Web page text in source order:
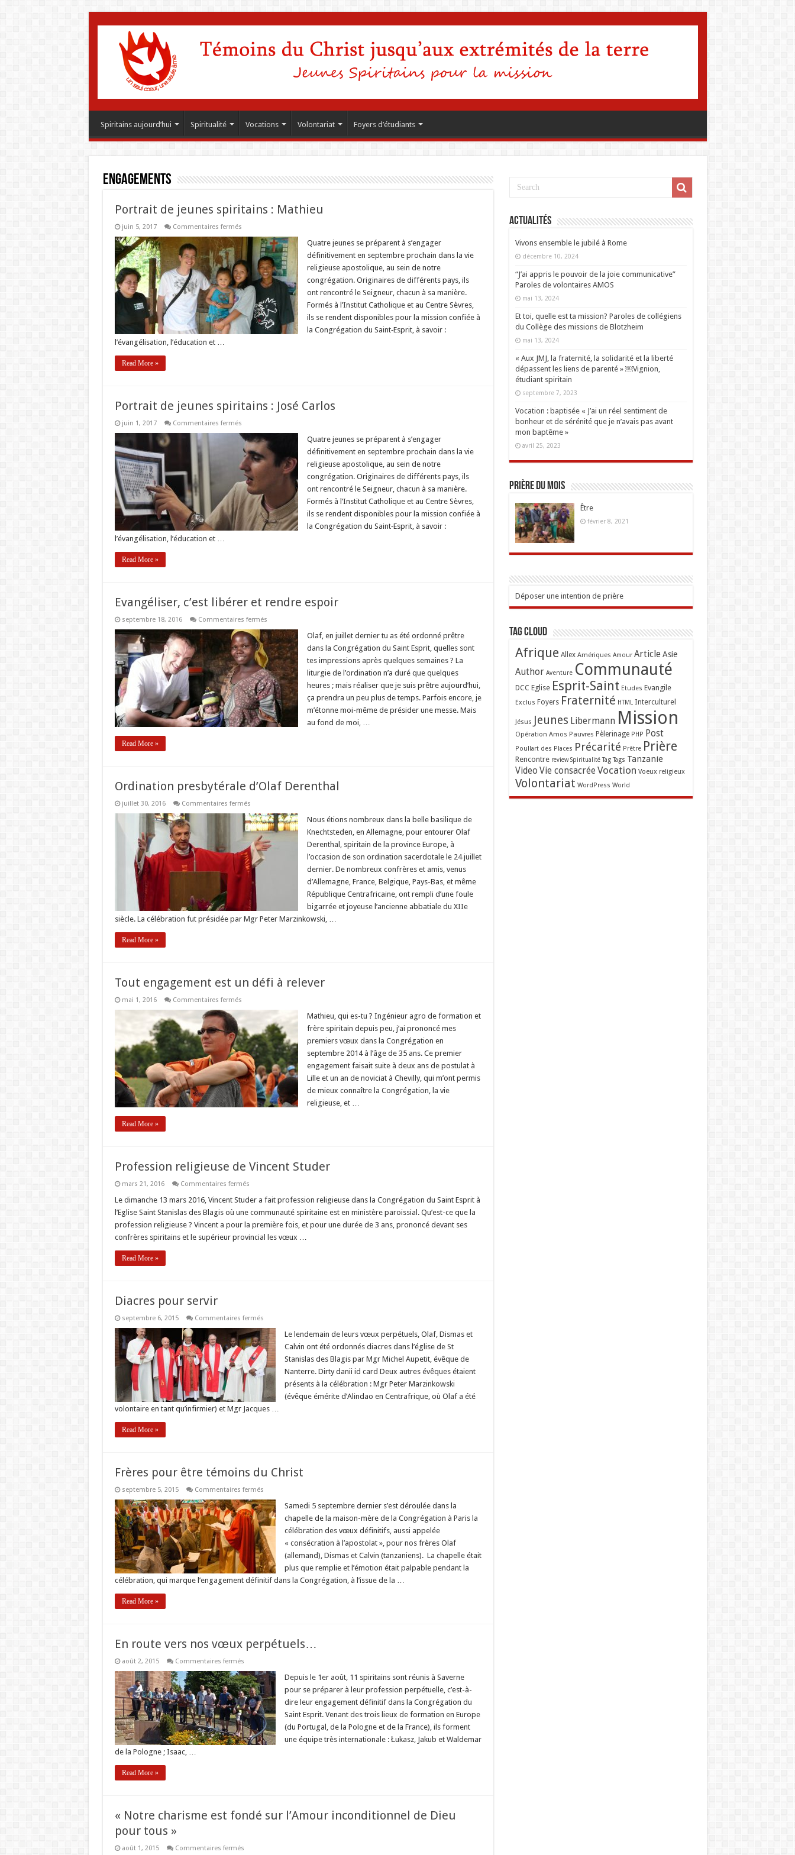
Spiritains aujourd’hui Spiritualité Vocations Volontariat Foyers d’étudiants
Engagements
Portrait de jeunes spiritains : Mathieu
juin 5, 2017 Commentaires ferméssur
jeunes
spiritains
:
Mathieu
Quatre jeunes se préparent à s’engager
définitivement en septembre prochain dans la vie
religieuse apostolique, au sein de notre
congrégation. Originaires de différents pays, ils
ont rencontré le Seigneur, chacun à sa manière.
Formés à l’Institut Catholique et au Centre Sèvres,
ils se rendent disponibles pour la mission confiée à
la Congrégation du Saint‐Esprit, à savoir :
l’évangélisation, l’éducation et …
Read More »
Portrait de jeunes spiritains : José Carlos
juin 1, 2017 Commentaires ferméssur
de
jeunes
spiritains
:
José
Carlos
Quatre jeunes se préparent à s’engager
définitivement en septembre prochain dans la vie
religieuse apostolique, au sein de notre
congrégation. Originaires de différents pays, ils
ont rencontré le Seigneur, chacun à sa manière.
Formés à l’Institut Catholique et au Centre Sèvres,
ils se rendent disponibles pour la mission confiée à
la Congrégation du Saint‐Esprit, à savoir :
l’évangélisation, l’éducation et …
Read More »
Evangéliser, c’est libérer et rendre espoir
septembre 18, 2016 Commentaires ferméssur
c’est
libérer
et
rendre
espoir
Olaf, en juillet dernier tu as été ordonné prêtre
dans la Congrégation du Saint Esprit, quelles sont
tes impressions après quelques semaines ? La
liturgie de l’ordination n’a duré que quelques
heures ; mais réaliser que je suis prêtre aujourd’hui,
ça prendra un peu plus de temps. Parfois encore, je
m’étonne moi-même de présider une messe. Mais
au fond de moi, …
Read More »
Ordination presbytérale d’Olaf Derenthal
juillet 30, 2016 Commentaires ferméssur
presbytérale
d’Olaf
Derenthal
Nous étions nombreux dans la belle basilique de
Knechtsteden, en Allemagne, pour entourer Olaf
Derenthal, spiritain de la province Europe, à
l’occasion de son ordination sacerdotale le 24 juillet
dernier. De nombreux confrères et amis, venus
d’Allemagne, France, Belgique, Pays-Bas, et même
République Centrafricaine, ont rempli d’une foule
bigarrée et joyeuse l’ancienne abbatiale du XIIe
siècle. La célébration fut présidée par Mgr Peter Marzinkowski, …
Read More »
Tout engagement est un défi à relever
mai 1, 2016 Commentaires ferméssur
engagement
un
défi
à
relever
Mathieu, qui es-tu ? Ingénieur agro de formation et
frère spiritain depuis peu, j’ai prononcé mes
premiers vœux dans la Congrégation en
septembre 2014 à l’âge de 35 ans. Ce premier
engagement faisait suite à deux ans de postulat à
Lille et un an de noviciat à Chevilly, qui m’ont permis
de mieux connaître la Congrégation, la vie
religieuse, et …
Read More »
Profession religieuse de Vincent Studer
mars 21, 2016 Commentaires ferméssur
religieuse
Vincent
Studer
Le dimanche 13 mars 2016, Vincent Studer a fait profession religieuse dans la Congrégation du Saint Esprit à
l’Eglise Saint Stanislas des Blagis où une communauté spiritaine est en ministère paroissial. Qu’est-ce que la
profession religieuse ? Vincent a pour la première fois, et pour une durée de 3 ans, prononcé devant ses
confrères spiritains et le supérieur provincial les vœux …
Read More »
Diacres pour servir
septembre 6, 2015 Commentaires ferméssur
pour
servir
Le lendemain de leurs vœux perpétuels, Olaf, Dismas et
Calvin ont été ordonnés diacres dans l’église de St
Stanislas des Blagis par Mgr Michel Aupetit, évêque de
Nanterre. Dirty danii id card Deux autres évêques étaient
présents à la célébration : Mgr Peter Marzinkowski
(évêque émérite d’Alindao en Centrafrique, où Olaf a été
volontaire en tant qu’infirmier) et Mgr Jacques …
Read More »
Frères pour être témoins du Christ
septembre 5, 2015 Commentaires ferméssur
pour
être
témoins
du
Christ
Samedi 5 septembre dernier s’est déroulée dans la
chapelle de la maison-mère de la Congrégation à Paris la
célébration des vœux définitifs, aussi appelée
« consécration à l’apostolat », pour nos frères Olaf
(allemand), Dismas et Calvin (tanzaniens). La chapelle était
plus que remplie et l’émotion était palpable pendant la
célébration, qui marque l’engagement définitif dans la Congrégation, à l’issue de la …
Read More »
En route vers nos vœux perpétuels…
août 2, 2015 Commentaires ferméssur
route
vers
nos
vœux
perpétuels…
Depuis le 1er août, 11 spiritains sont réunis à Saverne
pour se préparer à leur profession perpétuelle, c’est-à-
dire leur engagement définitif dans la Congrégation du
Saint Esprit. Venant des trois lieux de formation en Europe
(du Portugal, de la Pologne et de la France), ils forment
une équipe très internationale : Łukasz, Jakub et Waldemar
de la Pologne ; Isaac, …
Read More »
« Notre charisme est fondé sur l’Amour inconditionnel de Dieu
pour tous »
août 1, 2015 Commentaires ferméssur
Actualités
Vivons ensemble le jubilé à Rome
décembre 10, 2024
“J’ai appris le pouvoir de la joie communicative”
Paroles de volontaires AMOS
mai 13, 2024
Et toi, quelle est ta mission? Paroles de collégiens
du Collège des missions de Blotzheim
mai 13, 2024
« Aux JMJ, la fraternité, la solidarité et la liberté
dépassent les liens de parenté » ￼Vignion,
étudiant spiritain
septembre 7, 2023
Vocation : baptisée « J’ai un réel sentiment de
bonheur et de sérénité que je n’avais pas avant
mon baptême »
avril 25, 2023
Prière du mois
Être
février 8, 2021
Déposer une intention de prière
Tag Cloud
Afrique Allex Amériques Amour Article Asie
Author Aventure Communauté
DCC Eglise Esprit-Saint Etudes Evangile
Exclus Foyers Fraternité HTML Interculturel
Jésus Jeunes Libermann Mission
Opération Amos Pauvres Pèlerinage PHP Post
Poullart des Places Précarité Prêtre Prière
Rencontre review Spiritualité Tag Tags Tanzanie
Video Vie consacrée Vocation Voeux religieux
Volontariat WordPress World